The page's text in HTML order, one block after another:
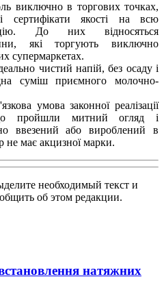
виключно в торгових точках,
сертифікати якості на всю
До них відносяться
які торгують виключно
супермаркетах.
чистий напій, без осаду і
суміш приємного молочно-
умова законної реалізації
пройшли митний огляд і
ввезений або вироблений в
не має акцизної марки.
необходимый текст и
об этом редакции.
натяжних